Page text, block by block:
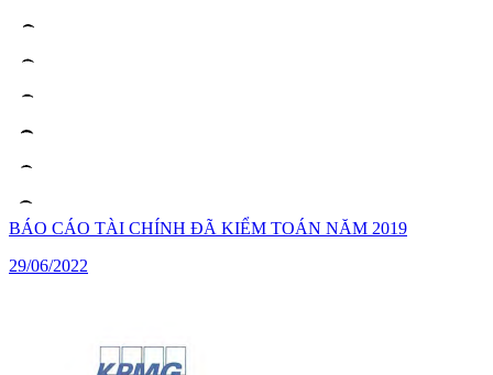
BÁO CÁO TÀI CHÍNH ĐÃ KIỂM TOÁN NĂM 2019
29/06/2022